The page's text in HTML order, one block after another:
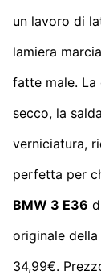
un lavoro di
lamiera
fatte male.
secco, la
verniciatura,
perfetta per
BMW 3 E36
originale della
34,99€.